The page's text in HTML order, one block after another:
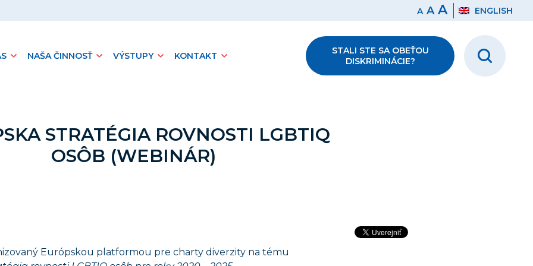
A A A ENGLISH
NAŠA ČINNOSŤ VÝSTUPY KONTAKT
STALI STE SA OBEŤOU
DISKRIMINÁCIE?
STRATÉGIA ROVNOSTI LGBTIQ
OSÔB (WEBINÁR)
Európskou platformou pre charty diverzity na tému